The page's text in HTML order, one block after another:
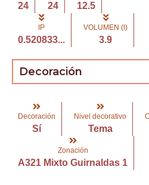
24 24 12.5
IP
0.520833...
VOLUMEN (l)
3.9
Decoración
Decoración
Sí
Nivel decorativo
Tema
Zonación
A321 Mixto Guirnaldas 1